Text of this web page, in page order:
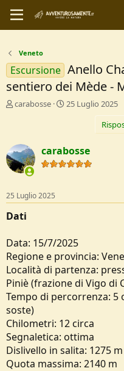
Veneto
Escursione Anello
sentiero dei Mède -
C
t
o
r
D
i
s
s
s
i
o
n
e
carabosse
D
d
i
z
25 Luglio 2025
carabosse
25 Luglio 2025
Dati
Data: 15/7/2025
Regione e provincia:
Località di partenza:
Piniè (frazione di Vigo di
Tempo di percorrenza: 5
soste)
Chilometri: 12 circa
Segnaletica: ottima
Dislivello in salita: 1275
Quota massima: 2140 m